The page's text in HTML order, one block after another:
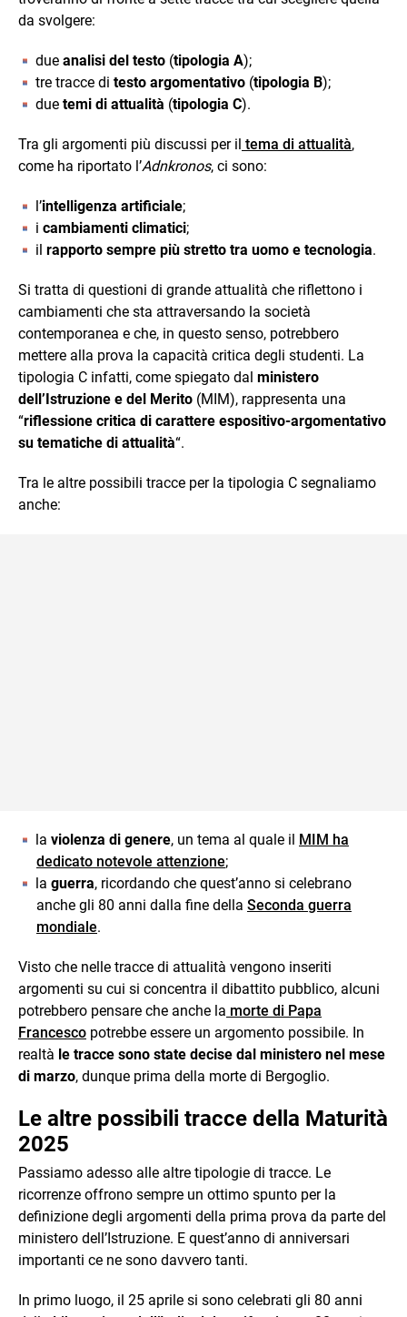
da svolgere:
due analisi del testo (tipologia A);
tre tracce di testo argomentativo (tipologia B);
due temi di attualità (tipologia C).
Tra gli argomenti più discussi per il tema di attualità,
come ha riportato l’Adnkronos, ci sono:
l’intelligenza artificiale;
i cambiamenti climatici;
il rapporto sempre più stretto tra uomo e tecnologia.
Si tratta di questioni di grande attualità che riflettono i
cambiamenti che sta attraversando la società
contemporanea e che, in questo senso, potrebbero
mettere alla prova la capacità critica degli studenti. La
tipologia C infatti, come spiegato dal ministero
dell’Istruzione e del Merito (MIM), rappresenta una
“riflessione critica di carattere espositivo-argomentativo
su tematiche di attualità“.
Tra le altre possibili tracce per la tipologia C segnaliamo
anche:
la violenza di genere, un tema al quale il MIM ha
dedicato notevole attenzione;
la guerra, ricordando che quest’anno si celebrano
anche gli 80 anni dalla fine della Seconda guerra
mondiale.
Visto che nelle tracce di attualità vengono inseriti
argomenti su cui si concentra il dibattito pubblico, alcuni
potrebbero pensare che anche la morte di Papa
Francesco potrebbe essere un argomento possibile. In
realtà le tracce sono state decise dal ministero nel mese
di marzo, dunque prima della morte di Bergoglio.
Le altre possibili tracce della Maturità
2025
Passiamo adesso alle altre tipologie di tracce. Le
ricorrenze offrono sempre un ottimo spunto per la
definizione degli argomenti della prima prova da parte del
ministero dell’Istruzione. E quest’anno di anniversari
importanti ce ne sono davvero tanti.
In primo luogo, il 25 aprile si sono celebrati gli 80 anni